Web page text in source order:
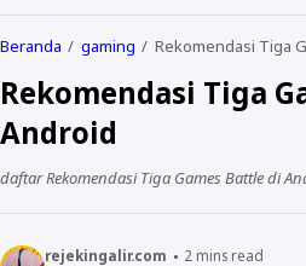
Beranda gaming Rekomendasi Tiga
Rekomendasi Tiga
Android
daftar Rekomendasi Tiga Games Battle di
rejekingalir.com 2 mins read